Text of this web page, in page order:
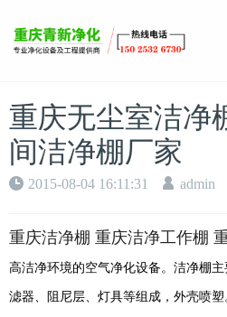
重庆无尘室洁净
间洁净棚厂家
2015-08-04 16:11:31 admin
重庆洁净棚 重庆洁净工作棚
高洁净环境的空气净化设备。洁净棚
滤器、阻尼层、灯具等组成，外壳喷